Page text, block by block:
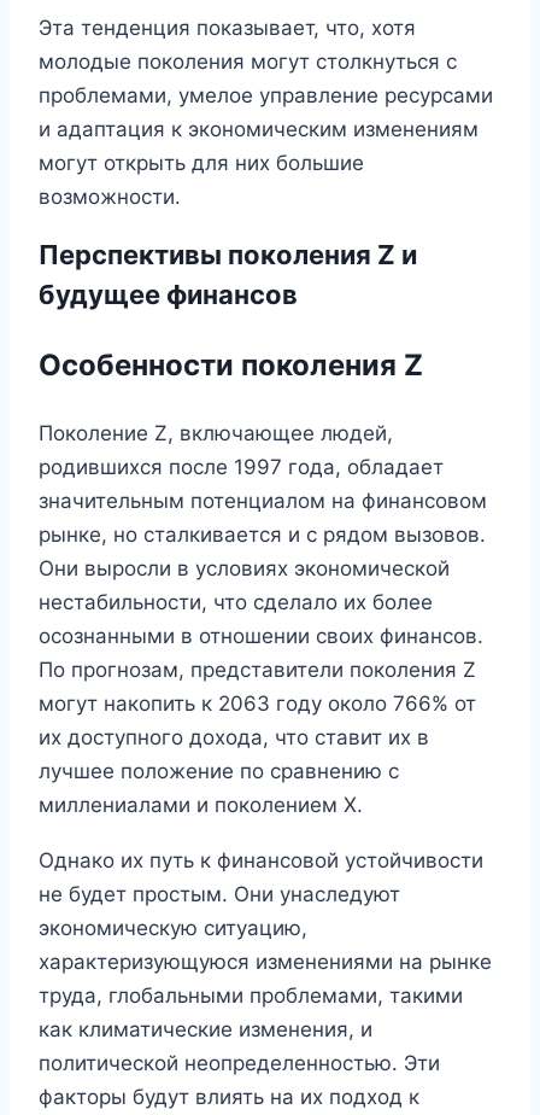
Эта тенденция показывает, что, хотя
молодые поколения могут столкнуться с
проблемами, умелое управление ресурсами
и адаптация к экономическим изменениям
могут открыть для них большие
возможности.
Перспективы поколения Z и
будущее финансов
Особенности поколения Z
Поколение Z, включающее людей,
родившихся после 1997 года, обладает
значительным потенциалом на финансовом
рынке, но сталкивается и с рядом вызовов.
Они выросли в условиях экономической
нестабильности, что сделало их более
осознанными в отношении своих финансов.
По прогнозам, представители поколения Z
могут накопить к 2063 году около 766% от
их доступного дохода, что ставит их в
лучшее положение по сравнению с
миллениалами и поколением X.
Однако их путь к финансовой устойчивости
не будет простым. Они унаследуют
экономическую ситуацию,
характеризующуюся изменениями на рынке
труда, глобальными проблемами, такими
как климатические изменения, и
политической неопределенностью. Эти
факторы будут влиять на их подход к